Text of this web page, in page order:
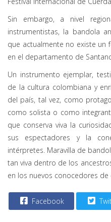
Sin embargo, a nivel
instrumentistas, la bandola
que actualmente no existe un
en el departamento de
Un instrumento ejemplar,
de la cultura colombiana y
del país, tal vez, como
como solista o como
que conserva viva la
sus espectadores y la
intérpretes. Maravilla de
tan viva dentro de los
en los nuevos conocedores de
Facebook